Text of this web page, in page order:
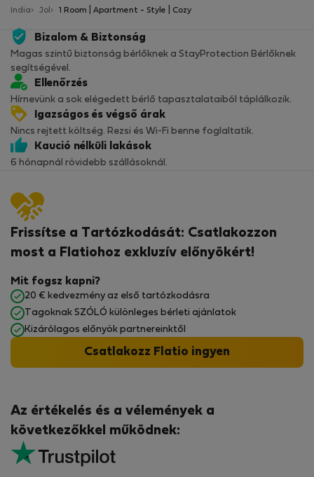
India Jol 1 Room | Apartment - Style | Cozy
Bizalom & Biztonság
Magas szintű biztonság bérlőknek a StayProtection Bérlőknek
segítségével.
Ellenőrzés
Hírnevünk a sok elégedett bérlő tapasztalataiból táplálkozik.
Igazságos és végső árak
Nincs rejtett költség. Rezsi és Wi-Fi benne foglaltatik.
Kaució nélküli lakások
6 hónapnál rövidebb szállásoknál.
Az értékelés és a vélemények a
következőkkel működnek:
Frissítse a Tartózkodását: Csatlakozzon
most a Flatiohoz exkluzív előnyökért!
Mit fogsz kapni?
20 € kedvezmény az első tartózkodásra
Tagoknak SZÓLÓ különleges bérleti ajánlatok
Kizárólagos előnyök partnereinktől
Csatlakozz Flatio ingyen